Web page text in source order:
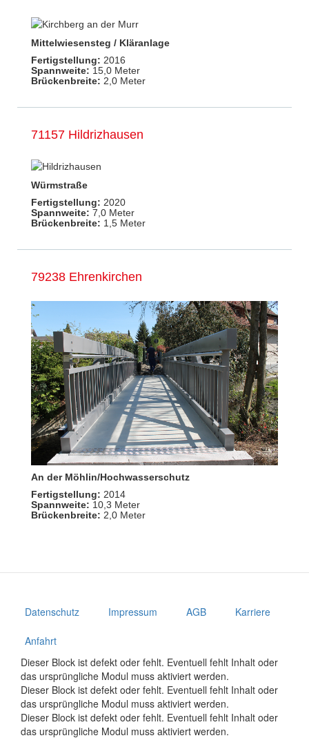
Mittelwiesensteg / Kläranlage
Fertigstellung: 2016
Spannweite: 15,0 Meter
Brückenbreite: 2,0 Meter
71157 Hildrizhausen
Würmstraße
Fertigstellung: 2020
Spannweite: 7,0 Meter
Brückenbreite: 1,5 Meter
79238 Ehrenkirchen
An der Möhlin/Hochwasserschutz
Fertigstellung: 2014
Spannweite: 10,3 Meter
Brückenbreite: 2,0 Meter
Datenschutz Impressum AGB Karriere
Anfahrt
Dieser Block ist defekt oder fehlt. Eventuell fehlt Inhalt oder
das ursprüngliche Modul muss aktiviert werden.
Dieser Block ist defekt oder fehlt. Eventuell fehlt Inhalt oder
das ursprüngliche Modul muss aktiviert werden.
Dieser Block ist defekt oder fehlt. Eventuell fehlt Inhalt oder
das ursprüngliche Modul muss aktiviert werden.